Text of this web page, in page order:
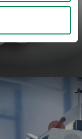
ET